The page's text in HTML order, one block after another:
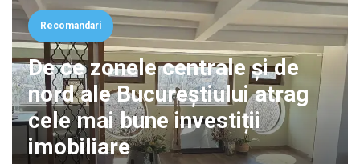
Recomandari
De ce zonele centrale și de
nord ale Bucureștiului atrag
cele mai bune investiții
imobiliare